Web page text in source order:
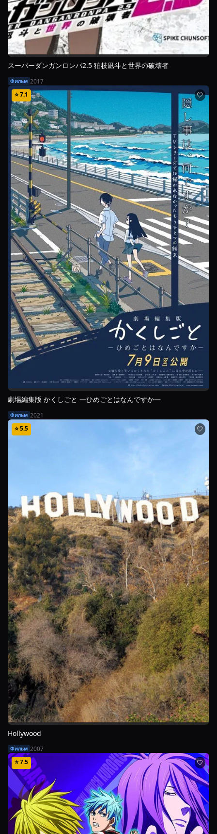
スーパーダンガンロンパ2.5 狛枝凪斗と世界の破壊者
Фильм 2017
⭐7.1 🤍
劇場編集版 かくしごと ―ひめごとはなんですか―
Фильм 2021
⭐5.5 🤍
Hollywood
Фильм 2007
⭐7.5 🤍